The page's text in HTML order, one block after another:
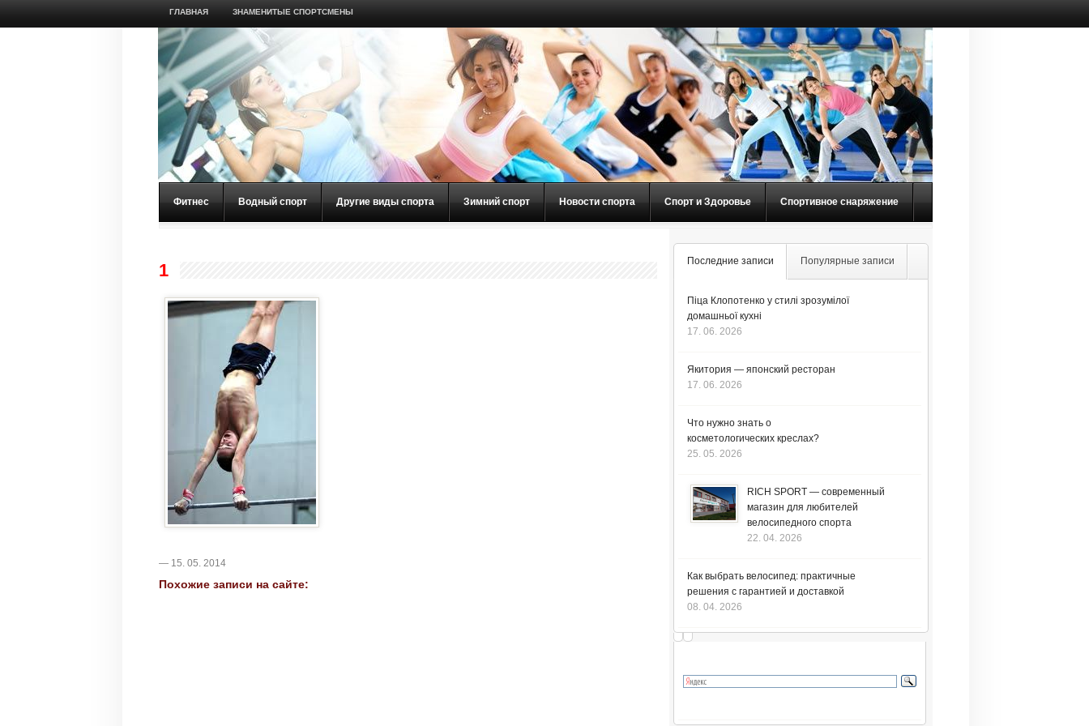
ГЛАВНАЯ ЗНАМЕНИТЫЕ СПОРТСМЕНЫ
Фитнес Водный спорт Другие виды спорта Зимний спорт Новости спорта Спорт и Здоровье Спортивное снаряжение
1
— 15. 05. 2014
Похожие записи на сайте:
Последние записи Популярные записи
Піца Клопотенко у стилі зрозумілої
домашньої кухні
17. 06. 2026
Якитория — японский ресторан
17. 06. 2026
Что нужно знать о
косметологических креслах?
25. 05. 2026
RICH SPORT — современный
магазин для любителей
велосипедного спорта
22. 04. 2026
Как выбрать велосипед: практичные
решения с гарантией и доставкой
08. 04. 2026